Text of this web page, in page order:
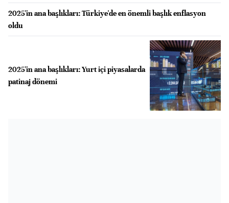
2025'in ana başlıkları: Türkiye'de en önemli başlık enflasyon
oldu
2025'in ana başlıkları: Yurt içi piyasalarda
patinaj dönemi